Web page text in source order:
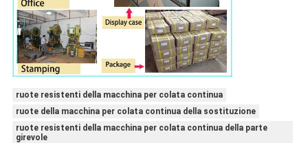
ruote resistenti della macchina per colata continua
ruote della macchina per colata continua della sostituzione
ruote resistenti della macchina per colata continua della parte
girevole